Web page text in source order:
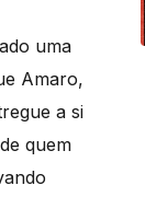
uma
Amaro,
a si
quem